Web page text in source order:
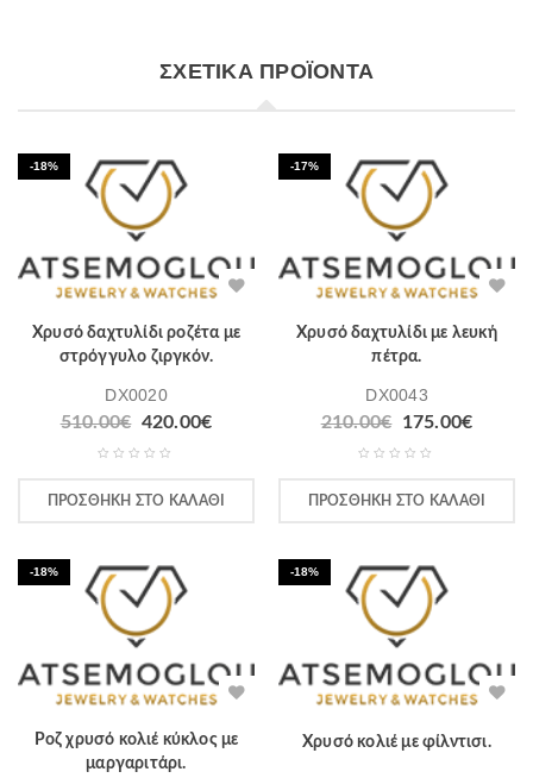
ΣΧΕΤΙΚΆ ΠΡΟΪΌΝΤΑ
-18%
Χρυσό δαχτυλίδι ροζέτα με
στρόγγυλο ζιργκόν.
DX0020
510.00€ 420.00€
ΠΡΟΣΘΉΚΗ ΣΤΟ ΚΑΛΆΘΙ
-17%
Χρυσό δαχτυλίδι με λευκή
πέτρα.
DX0043
210.00€ 175.00€
ΠΡΟΣΘΉΚΗ ΣΤΟ ΚΑΛΆΘΙ
-18%
Ροζ χρυσό κολιέ κύκλος με
μαργαριτάρι.
-18%
Χρυσό κολιέ με φίλντισι.